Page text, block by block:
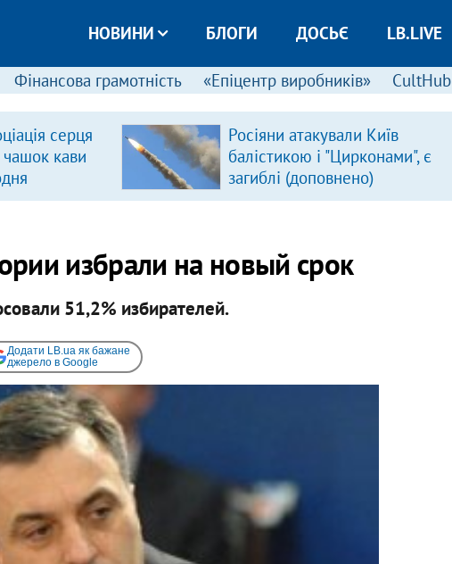
НОВИНИ БЛОГИ ДОСЬЄ LB.LIVE
Фінансова грамотність «Епіцентр виробників» CultHub
серця
чашок кави
Росіяни атакували Київ
балістикою і "Цирконами", є
загиблі (доповнено)
избрали на новый срок
51,2% избирателей.
Додати LB.ua як бажане
джерело в Google